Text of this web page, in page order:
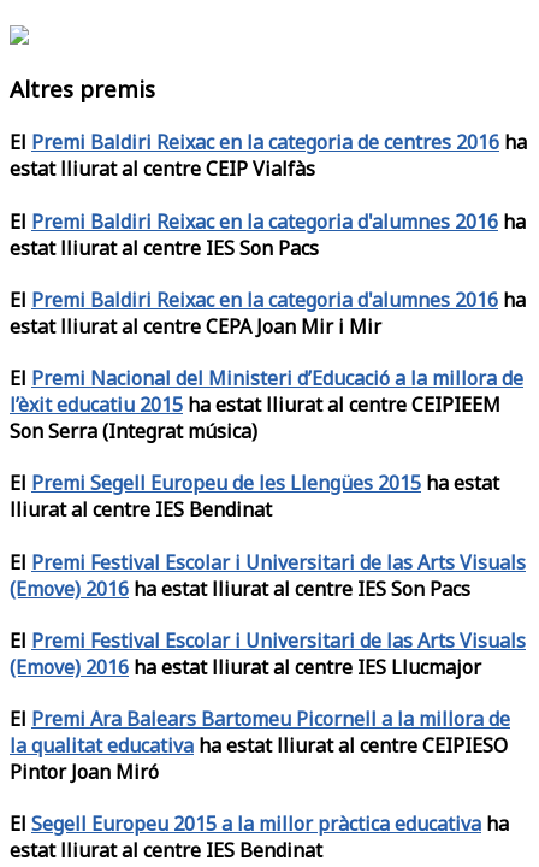
Altres premis
El Premi Baldiri Reixac en la categoria de centres 2016 ha
estat lliurat al centre CEIP Vialfàs
El Premi Baldiri Reixac en la categoria d'alumnes 2016 ha
estat lliurat al centre IES Son Pacs
El Premi Baldiri Reixac en la categoria d'alumnes 2016 ha
estat lliurat al centre CEPA Joan Mir i Mir
El Premi Nacional del Ministeri d’Educació a la millora de
l’èxit educatiu 2015 ha estat lliurat al centre CEIPIEEM
Son Serra (Integrat música)
El Premi Segell Europeu de les Llengües 2015 ha estat
lliurat al centre IES Bendinat
El Premi Festival Escolar i Universitari de las Arts Visuals
(Emove) 2016 ha estat lliurat al centre IES Son Pacs
El Premi Festival Escolar i Universitari de las Arts Visuals
(Emove) 2016 ha estat lliurat al centre IES Llucmajor
El Premi Ara Balears Bartomeu Picornell a la millora de
la qualitat educativa ha estat lliurat al centre CEIPIESO
Pintor Joan Miró
El Segell Europeu 2015 a la millor pràctica educativa ha
estat lliurat al centre IES Bendinat